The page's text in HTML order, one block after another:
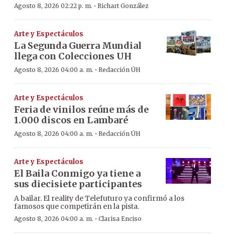
Agosto 8, 2026 02:22 p. m. · Richart González
Arte y Espectáculos
La Segunda Guerra Mundial
llega con Colecciones UH
Agosto 8, 2026 04:00 a. m. · Redacción ÚH
Arte y Espectáculos
Feria de vinilos reúne más de
1.000 discos en Lambaré
Agosto 8, 2026 04:00 a. m. · Redacción ÚH
Arte y Espectáculos
El Baila Conmigo ya tiene a
sus diecisiete participantes
A bailar. El reality de Telefuturo ya confirmó a los
famosos que competirán en la pista.
Agosto 8, 2026 04:00 a. m. · Clarisa Enciso